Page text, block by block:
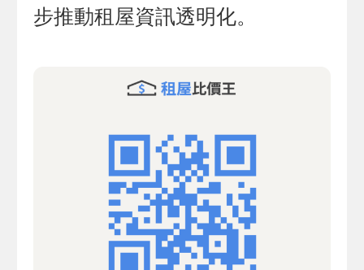
步推動租屋資訊透明化。